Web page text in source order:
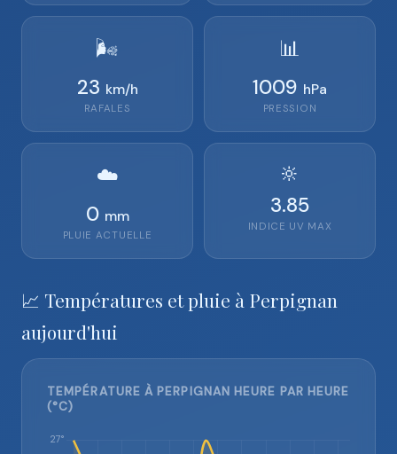
🌬️
23 km/h
RAFALES
📊
1009 hPa
PRESSION
☁️
0 mm
PLUIE ACTUELLE
🔆
3.85
INDICE UV MAX
📈 Températures et pluie à Perpignan
aujourd'hui
TEMPÉRATURE À PERPIGNAN HEURE PAR HEURE
(°C)